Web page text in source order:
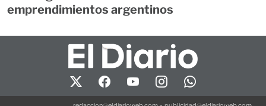
emprendimientos argentinos